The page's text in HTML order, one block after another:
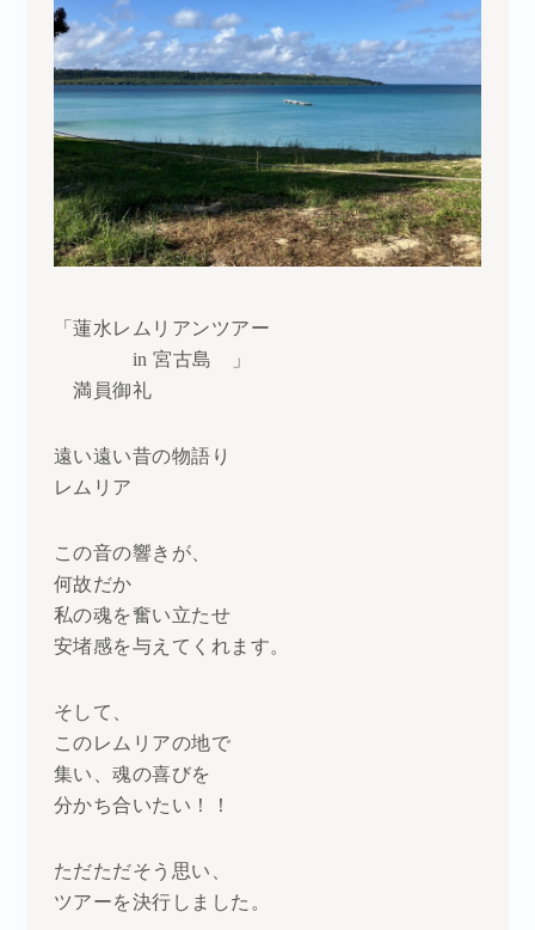
「蓮水レムリアンツアー
in 宮古島 」
満員御礼
遠い遠い昔の物語り
レムリア
この音の響きが、
何故だか
私の魂を奮い立たせ
安堵感を与えてくれます。
そして、
このレムリアの地で
集い、魂の喜びを
分かち合いたい！！
ただただそう思い、
ツアーを決行しました。